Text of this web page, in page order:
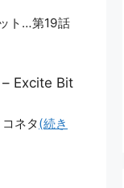
ト…第19話
– Excite Bit
ネタ(続き